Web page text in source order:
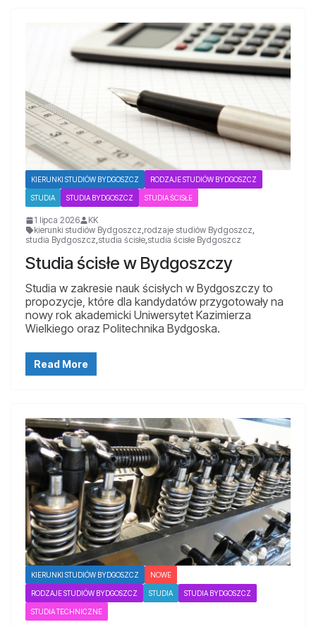
KIERUNKI STUDIÓW BYDGOSZCZ RODZAJE STUDIÓW BYDGOSZCZ
STUDIA STUDIA BYDGOSZCZ STUDIA ŚCISŁE
1 lipca 2026
KK
kierunki studiów Bydgoszcz rodzaje studiów Bydgoszcz
studia Bydgoszcz studia ścisłe studia ścisłe Bydgoszcz
Studia ścisłe w Bydgoszczy
Studia w zakresie nauk ścisłych w Bydgoszczy to
propozycje, które dla kandydatów przygotowały na
nowy rok akademicki Uniwersytet Kazimierza
Wielkiego oraz Politechnika Bydgoska.
Read More
KIERUNKI STUDIÓW BYDGOSZCZ NOWE
RODZAJE STUDIÓW BYDGOSZCZ STUDIA STUDIA BYDGOSZCZ
STUDIA TECHNICZNE